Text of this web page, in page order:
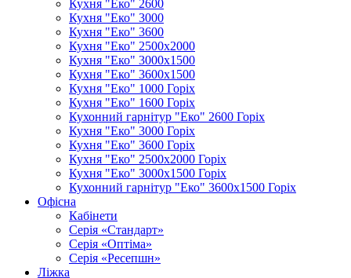
Кухня "Еко" 2600
Кухня "Еко" 3000
Кухня "Еко" 3600
Кухня "Еко" 2500х2000
Кухня "Еко" 3000х1500
Кухня "Еко" 3600х1500
Кухня "Еко" 1000 Горіх
Кухня "Еко" 1600 Горіх
Кухонний гарнітур "Еко" 2600 Горіх
Кухня "Еко" 3000 Горіх
Кухня "Еко" 3600 Горіх
Кухня "Еко" 2500х2000 Горіх
Кухня "Еко" 3000х1500 Горіх
Кухонний гарнітур "Еко" 3600х1500 Горіх
Офісна
Кабінети
Серія «Стандарт»
Серія «Оптіма»
Серія «Ресепшн»
Ліжка